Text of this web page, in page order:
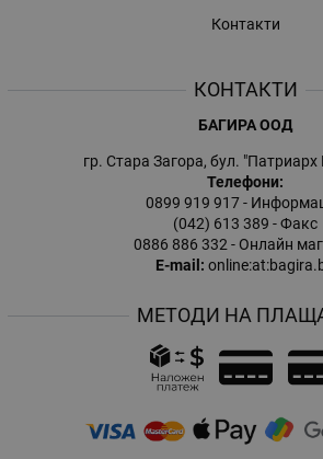
Контакти
КОНТАКТИ
БАГИРА ООД
гр. Стара Загора, бул.
Телефони:
0899 919 917-
(042) 613 389 - Факс
0886 886 332- Онлайн
E-mail:
МЕТОДИ НА